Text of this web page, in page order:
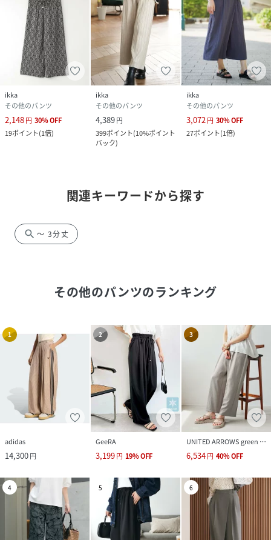
ikka
その他のパンツ
2,148円 30%OFF
19ポイント(1倍)
ikka
その他のパンツ
4,389円
399ポイント(10%ポイント
バック)
ikka
その他のパンツ
3,072 円 30%OFF
27ポイント(1倍)
関連キーワードから探す
search ～ 3分丈
その他のパンツのランキング
1
adidas
14,300円
2
GeeRA
3,199円 19%OFF
3
UNITED ARROWS green label relaxing
6,534円 40%OFF
4 5 6